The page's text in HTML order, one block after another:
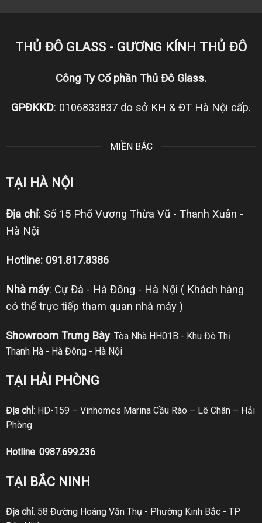
THỦ ĐÔ GLASS - GƯƠNG KÍNH THỦ ĐÔ
Công Ty Cổ phần Thủ Đô Glass.
GPĐKKD: 0106833837 do sở KH & ĐT Hà Nội cấp.
MIỀN BẮC
TẠI HÀ NỘI
Địa chỉ: Số 15 Phố Vương Thừa Vũ - Thanh Xuân -
Hà Nội
Hotline: 091.817.8386
Nhà máy: Cự Đà - Hà Đông - Hà Nội ( Khách hàng
có thể trực tiếp tham quan nhà máy )
Showroom Trưng Bày: Tòa Nhà HH01B - Khu Đô Thị
Thanh Hà - Hà Đông - Hà Nội
TẠI HẢI PHÒNG
Địa chỉ: HD-159 – Vinhomes Marina Cầu Rào – Lê Chân – Hải
Phòng
Hotline: 0987.699.236
TẠI BẮC NINH
Địa chỉ: 58 Đường Hoàng Văn Thụ - Phường Kinh Bắc - TP